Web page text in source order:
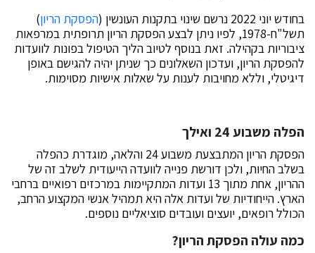
בחודש יוני 2022 נרשם שינוי בתקנות העונשין (
הפסקת הריון)
תשל"ח-1978, לפיו ניתן לבצע הפסקת הריון תרופתית במרפאות
ציבוריות בקהילה. זאת בנוסף לטיוב הליך הטיפול בפונות לוועדות
להפסקת הריון, ועדכון השאלונים כך שניתן יהיה להגישם באופן
דיגיטלי, וללא מחויבות לענות על שאלות אישיות מסוימות.
הפלה משבוע 24 ואילך
הפסקת הריון המתבצעת משבוע 24 והלאה, מוגדרת כהפלה
בשלב החיות, ולכן דורשת פנייה לוועדה הייעודית לשלב זה של
ההריון, אחת מתוך 13 ועדות המתקיימות במרכזים רפואיים ברחבי
הארץ. הייחודיות של ועדות אלה היא תמהיל אנשי המקצוע הרחב,
הכולל רופאים, יועצים ועובדים סוציאליים נוספים.
כמה עולה הפסקת הריון?